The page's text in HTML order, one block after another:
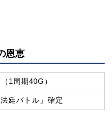
恩恵
1周期40G）
廷バトル」確定